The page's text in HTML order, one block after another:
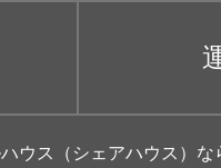
ウス（シェアハウス）な